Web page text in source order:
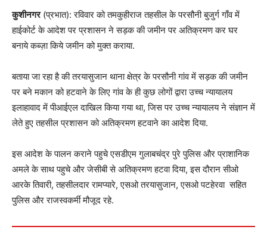
कुशीनगर(प्रभात): रविवार को तमकुहीराज तहसील के परसौनी बुजुर्ग गाँव में
हाईकोर्ट के आदेश पर प्रशासन ने सड़क की जमीन पर अतिक्रमण कर घर
बनाये कब्ज़ा किये जमीन को मुक्त कराया.
बताया जा रहा है की तरयासुजान थाना क्षेत्र के परसौनी गांव में सड़क की जमीन
पर बने मकान को हटवाने के लिए गांव के ही कुछ लोगों द्वारा उच्च न्यायालय
इलाहावाद में पीआईएल दाखिल किया गया था, जिस पर उच्च न्यायालय ने संज्ञान में
लेते हुए तहसील प्रशासन को अतिक्रमण हटवाने का आदेश दिया.
इस आदेश के पालन कराने पहुचे एसडीएम गुलाबचंद्र पुरे पुलिस और प्राशानिक
अमले के साथ पहुचे और जेसीबी से अतिक्रमण हटवा दिया, इस दौरान सीओ
आरके तिवारी, तहसीलदार रामप्यारे, एसओ तरयासुजान, एसओ पटहेरवा सहित
पुलिस और राजस्वकर्मी मौजूद रहे.